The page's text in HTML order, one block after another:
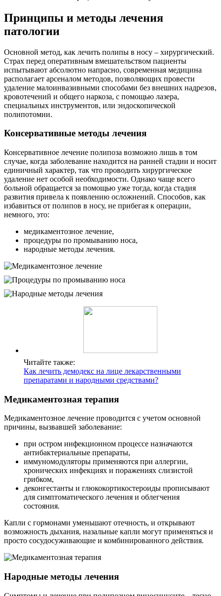
Принципы и методы лечения
патологии
Основной метод, как лечить полипы в носу – хирургический.
Страх перед оперативным вмешательством пациенты
испытывают абсолютно напрасно, современная медицина
располагает арсеналом методов, позволяющих провести
удаление малоинвазивными способами без внешних надрезов,
кровотечений и общего наркоза, с помощью лазера,
специальных инструментов, или эндоскопической
полипотомии.
Консервативные методы лечения
Консервативное лечение полипоза возможно лишь в том
случае, когда заболевание находится на ранней стадии и носит
единичный характер, так что проводить хирургическое
удаление нет особой необходимости. Однако чаще всего
больной обращается за помощью уже тогда, когда стадия
развития привела к появлению осложнений. Способов, как
избавиться от полипов в носу, не прибегая к операции,
немного, это:
медикаментозное лечение,
процедуры по промыванию носа,
народные методы лечения.
Читайте также:
Как лечить демодекс на лице лекарственными
препаратами и народными средствами?
Медикаментозная терапия
Медикаментозное лечение проводится с учетом основной
причины, вызвавшей заболевание:
при остром инфекционном процессе назначаются
антибактериальные препараты,
иммуномодуляторы применяются при аллергии,
хронических инфекциях и поражениях слизистой
грибком,
деконгестанты и глюкокортикостероиды прописывают
для симптоматического лечения и облегчения
состояния.
Капли с гормонами уменьшают отечность, и открывают
возможность дыхания, назальные капли могут применяться и
просто сосудосуживающие и комбинированного действия.
Народные методы лечения